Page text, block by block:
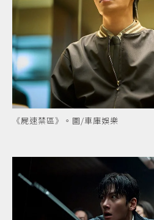
《屍速禁區》。圖/車庫娛樂